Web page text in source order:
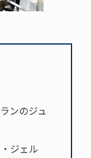
ンのジュ
ジェル